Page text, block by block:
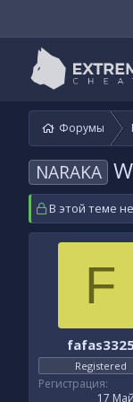
Форумы
NARAKA
В этой теме
F
Registered
Регистрация
17